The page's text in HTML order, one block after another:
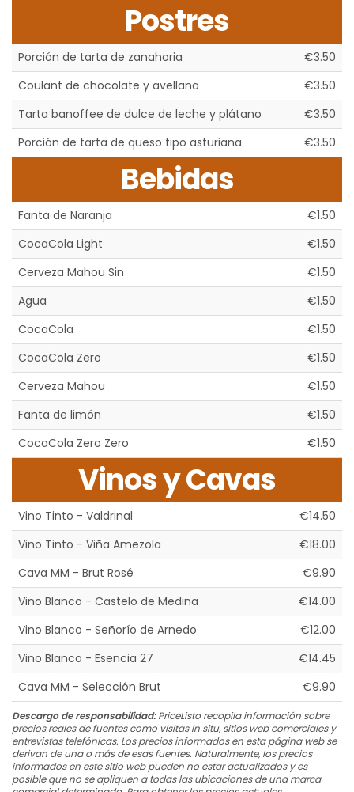
Postres
Porción de tarta de zanahoria
€3.50
Coulant de chocolate y avellana
€3.50
Tarta banoffee de dulce de leche y plátano
€3.50
Porción de tarta de queso tipo asturiana
€3.50
Bebidas
Fanta de Naranja
€1.50
CocaCola Light
€1.50
Cerveza Mahou Sin
€1.50
Agua
€1.50
CocaCola
€1.50
CocaCola Zero
€1.50
Cerveza Mahou
€1.50
Fanta de limón
€1.50
CocaCola Zero Zero
€1.50
Vinos y Cavas
Vino Tinto - Valdrinal
€14.50
Vino Tinto - Viña Amezola
€18.00
Cava MM - Brut Rosé
€9.90
Vino Blanco - Castelo de Medina
€14.00
Vino Blanco - Señorío de Arnedo
€12.00
Vino Blanco - Esencia 27
€14.45
Cava MM - Selección Brut
€9.90
Descargo de responsabilidad:PriceListo recopila información sobre
precios reales de fuentes como visitas in situ, sitios web comerciales y
entrevistas telefónicas. Los precios informados en esta página web se
derivan de una o más de esas fuentes. Naturalmente, los precios
informados en este sitio web pueden no estar actualizados y es
posible que no se apliquen a todas las ubicaciones de una marca